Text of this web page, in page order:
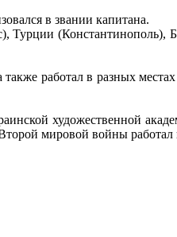
в звании капитана.
(Константинополь),
работал в разных
художественной
мировой войны